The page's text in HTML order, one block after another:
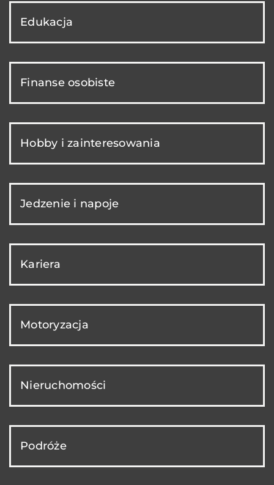
Edukacja
Finanse osobiste
Hobby i zainteresowania
Jedzenie i napoje
Kariera
Motoryzacja
Nieruchomości
Podróże